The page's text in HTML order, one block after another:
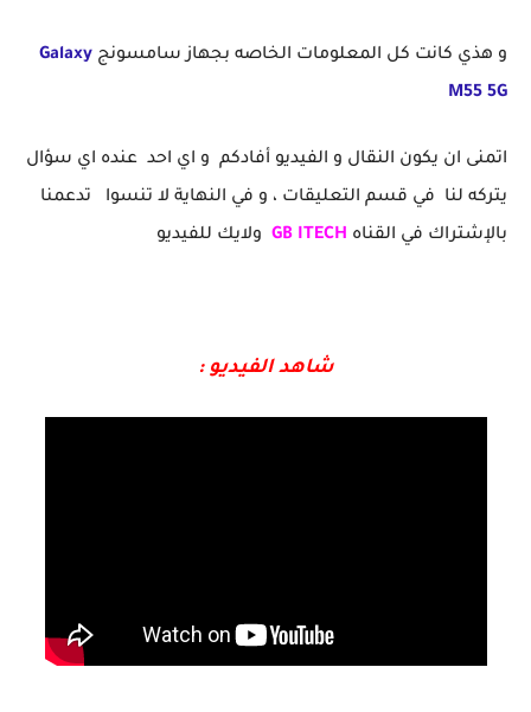
و هذي كانت كل المعلومات الخاصه بجهاز سامسونج Galaxy
M55 5G
اتمنى ان يكون النقال و الفيديو أفادكم و اي احد عنده اي سؤال
يتركه لنا في قسم التعليقات ، و في النهاية لا تنسوا تدعمنا
بالإشتراك في القناه GB ITECH ولايك للفيديو
شاهد الفيديو :